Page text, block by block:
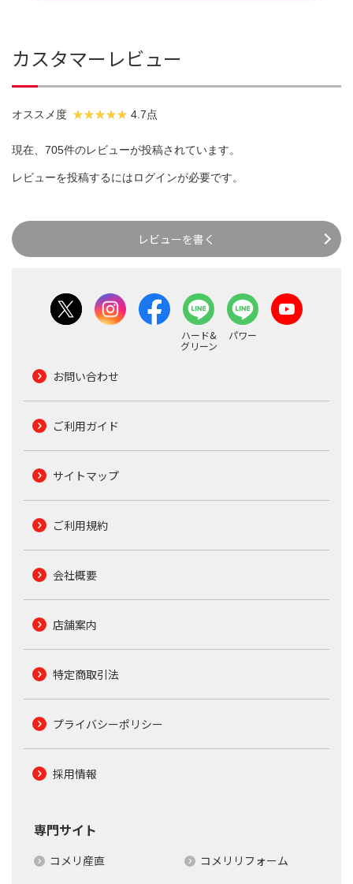
カスタマーレビュー
オススメ度 4.7点
現在、705件のレビューが投稿されています。
レビューを投稿するにはログインが必要です。
レビューを書く
ハード&
グリーン
パワー
お問い合わせ
ご利用ガイド
サイトマップ
ご利用規約
会社概要
店舗案内
特定商取引法
プライバシーポリシー
採用情報
専門サイト
コメリ産直
コメリリフォーム